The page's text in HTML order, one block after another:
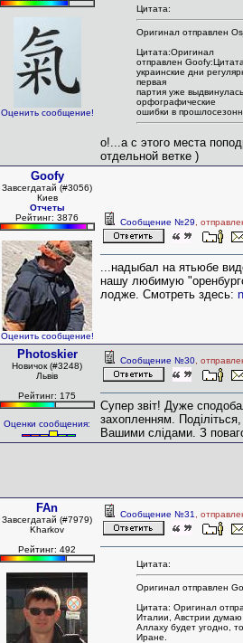
Оценить сообщение!
Цитата:
Оригинал отправлен
Цитата:Оригинал
отправлен
украинские дни
первая
партия уже
орфографические
ошибки в
о!...а с этого места
отдельной ветке )
Goofy
Завсегдатай (#3056)
Киев
Отчеты
Рейтинг: 3876
Оценить сообщение!
Сообщение №29 ,
...надыбал на ятьюбе
нашу любимую
лодже. Смотреть здесь:
Photoskier
Новичок (#3248)
Львів
Рейтинг: 175
Оценки сообщения:
Сообщение №30 ,
Супер звіт! Дуже
захопленням.
Вашими слідами. З
FAn
Завсегдатай (#7979)
Kharkov
Рейтинг: 492
Сообщение №31 ,
Цитата:
Оригинал отправлен
Цитата: Оригинал
Италии, Австрии
Аллаху будет угодно,
Иране.